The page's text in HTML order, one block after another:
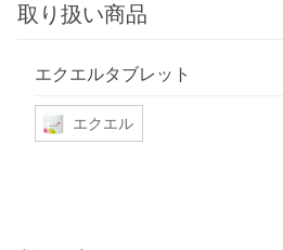
取り扱い商品
エクエルタブレット
エクエル